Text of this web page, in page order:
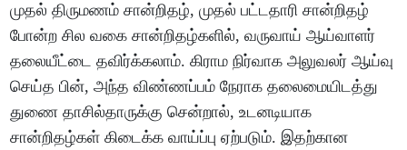
முதல் திருமணம் சான்றிதழ், முதல் பட்டதாரி சான்றிதழ்
போன்ற சில வகை சான்றிதழ்களில், வருவாய் ஆய்வாளர்
தலையீட்டை தவிர்க்கலாம். கிராம நிர்வாக அலுவலர் ஆய்வு
செய்த பின், அந்த விண்ணப்பம் நேராக தலைமையிடத்து
துணை தாசில்தாருக்கு சென்றால், உடனடியாக
சான்றிதழ்கள் கிடைக்க வாய்ப்பு ஏற்படும். இதற்கான